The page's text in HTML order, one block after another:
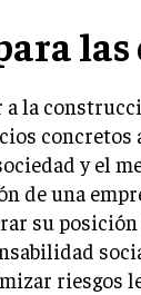
las
la
concretos
y el
de una
su
riesgos